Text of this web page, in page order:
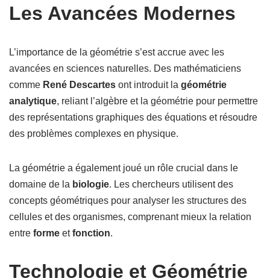
Les Avancées Modernes
L’importance de la géométrie s’est accrue avec les
avancées en sciences naturelles. Des mathématiciens
comme René Descartes ont introduit la géométrie
analytique, reliant l’algèbre et la géométrie pour permettre
des représentations graphiques des équations et résoudre
des problèmes complexes en physique.
La géométrie a également joué un rôle crucial dans le
domaine de la biologie. Les chercheurs utilisent des
concepts géométriques pour analyser les structures des
cellules et des organismes, comprenant mieux la relation
entre forme etfonction.
Technologie et Géométrie